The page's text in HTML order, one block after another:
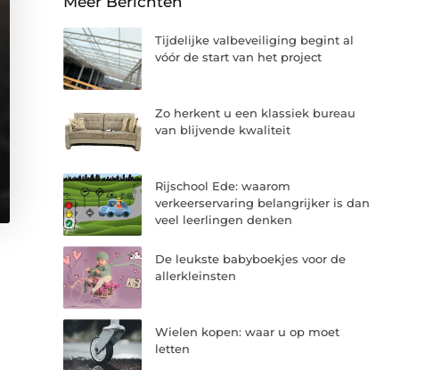
Tijdelijke valbeveiliging begint al
vóór de start van het project
Zo herkent u een klassiek bureau
van blijvende kwaliteit
Rijschool Ede: waarom
verkeerservaring belangrijker is dan
veel leerlingen denken
De leukste babyboekjes voor de
allerkleinsten
Wielen kopen: waar u op moet
letten